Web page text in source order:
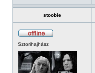
stoobie
Sztorihajhász